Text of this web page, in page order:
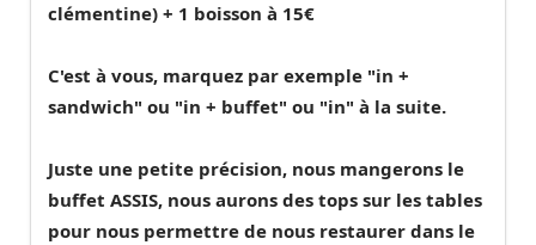
clémentine) + 1 boisson à 15€
C'est à vous, marquez par exemple "in +
sandwich" ou "in + buffet" ou "in" à la suite.
Juste une petite précision, nous mangerons le
buffet ASSIS, nous aurons des tops sur les tables
pour nous permettre de nous restaurer dans le